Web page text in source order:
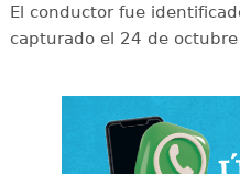
El conductor fue
capturado el 24 de